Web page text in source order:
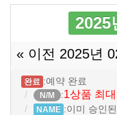
2025
« 이전 2025년
완료 :예약 완료
N/M :1상품 최
NAME :이미 승인